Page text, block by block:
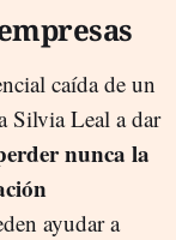
caída de un
Silvia Leal a dar
nunca la
ayudar a